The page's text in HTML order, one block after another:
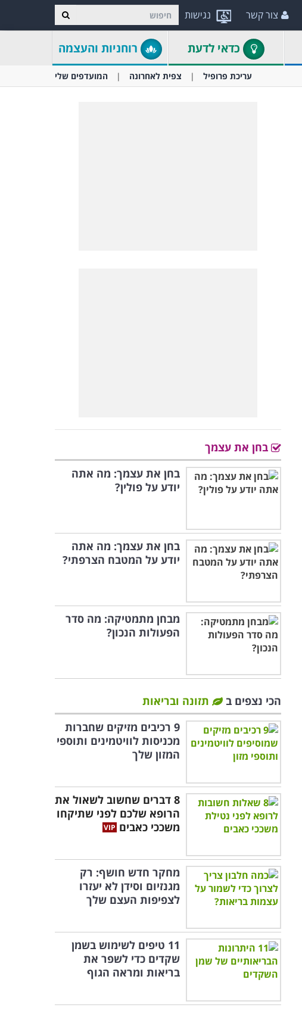
נגישות צור קשר
כדאי לדעת רוחניות והעצמה
עריכת פרופיל צפית לאחרונה המועדפים שלי
בחן את עצמך
בחן את עצמך: מה אתה
יודע על פולין?
בחן את עצמך: מה אתה
יודע על המטבח הצרפתי?
מבחן מתמטיקה: מה סדר
הפעולות הנכון?
הכי נצפים ב
תזונה ובריאות
9 רכיבים מזיקים שחברות
מכניסות לוויטמינים ותוספי
המזון שלך
8 דברים שחשוב לשאול את
הרופא שלכם לפני שתיקחו
משככי כאבים
מחקר חדש חושף: רק
מגנזיום וסידן לא יעזרו
לצפיפות העצם שלך
11 טיפים לשימוש בשמן
שקדים כדי לשפר את
בריאות ומראה הגוף